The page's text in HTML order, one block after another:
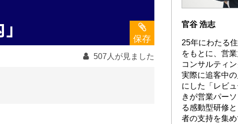
保存
507人が見ました
官谷 浩志
25年にわたる
をもとに、営
コンサルティ
実際に追客中
にした「レビ
きが営業パー
る感動型研修
者の支持を集